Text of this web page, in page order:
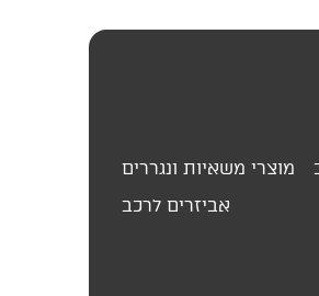
מוצרי משאיות ונגררים
אביזרים לרכב